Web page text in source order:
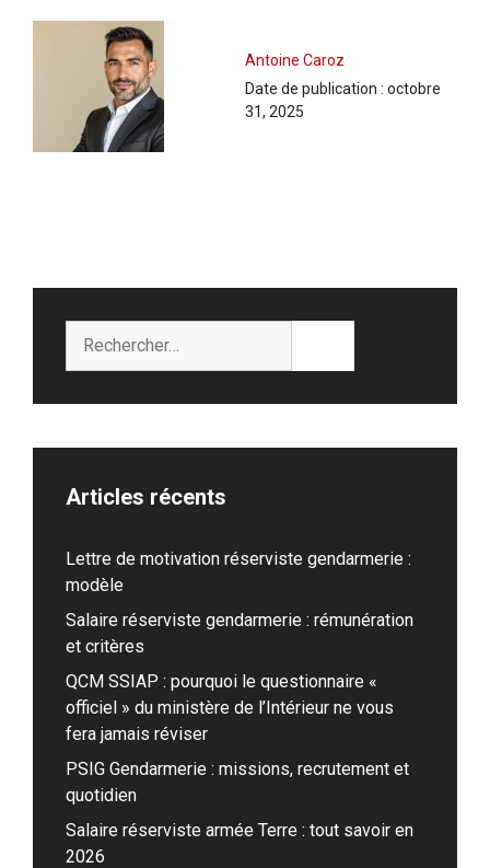
Antoine Caroz
Date de publication : octobre
31, 2025
Articles récents
Lettre de motivation réserviste gendarmerie :
modèle
Salaire réserviste gendarmerie : rémunération
et critères
QCM SSIAP : pourquoi le questionnaire «
officiel » du ministère de l’Intérieur ne vous
fera jamais réviser
PSIG Gendarmerie : missions, recrutement et
quotidien
Salaire réserviste armée Terre : tout savoir en
2026